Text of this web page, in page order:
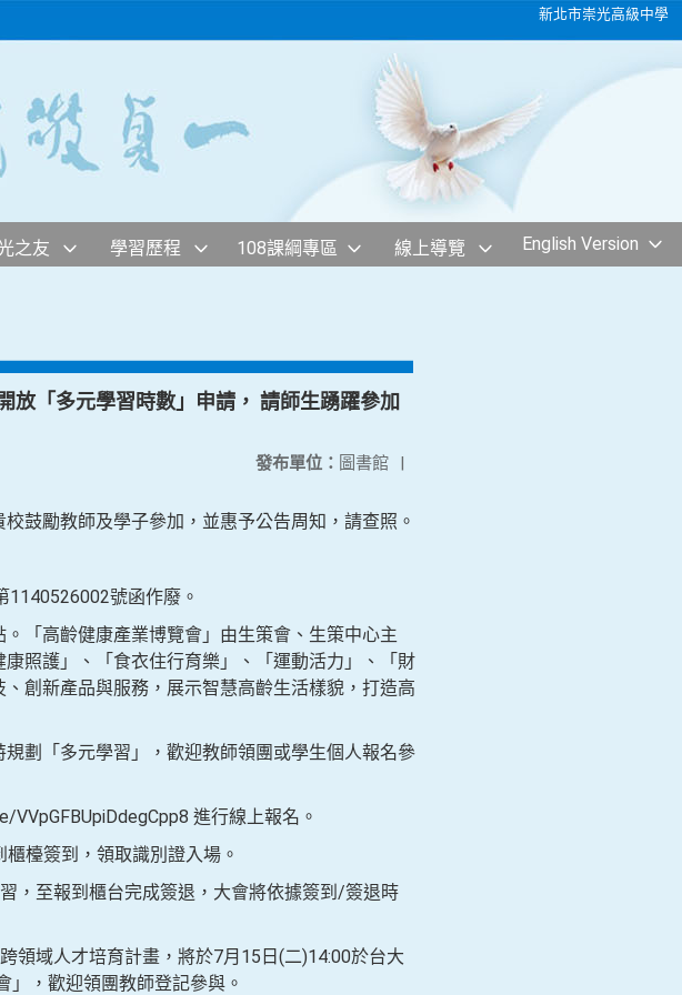
新北市崇光高級中學
之友 學習歷程 108課綱專區 線上導覽 English Version
「多元學習時數」申請， 請師生踴躍參加
發布單位： 圖書館 |
鼓勵教師及學子參加，並惠予公告周知，請查照。
號函作廢。
「高齡健康產業博覽會」由生策會、生策中心主
照護」、「食衣住行育樂」、「運動活力」、「財
創新產品與服務，展示智慧高齡生活樣貌，打造高
劃「多元學習」，歡迎教師領團或學生個人報名參
進行線上報名。
檯簽到，領取識別證入場。
，至報到櫃台完成簽退，大會將依據簽到/簽退時
領域人才培育計畫，將於7月15日(二)14:00於台大
，歡迎領團教師登記參與。